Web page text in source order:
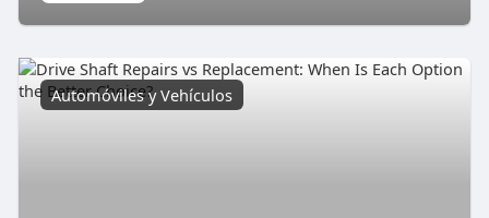
Automóviles y Vehículos